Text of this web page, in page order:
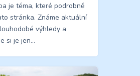
je téma, které podrobně
stránka. Známe aktuální
výhledy a
si je jen…